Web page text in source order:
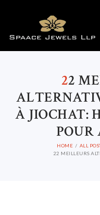
22
À JIOCHAT:
POUR
HOME ALL
22 MEILLEURS